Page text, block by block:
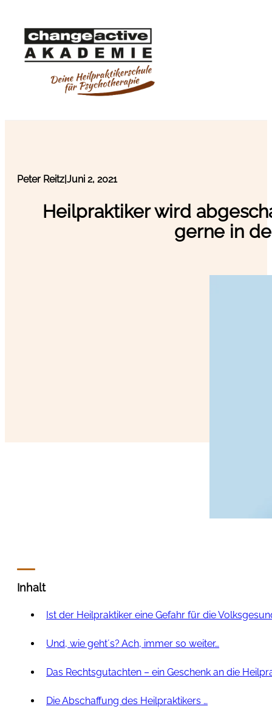
Peter Reitz|Juni 2, 2021
Heilpraktiker wird
gerne in
Inhalt
Ist der Heilpraktiker eine Gefahr für die
Und, wie geht´s? Ach, immer so weiter…
Das Rechtsgutachten – ein Geschenk an die
Die Abschaffung des Heilpraktikers …